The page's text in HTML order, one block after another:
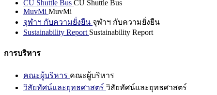
CU Shuttle Bus CU Shuttle Bus
MuvMi MuvMi
จุฬาฯ กับความยั่งยืน จุฬาฯ กับความยั่งยืน
Sustainability Report Sustainability Report
การบริหาร
คณะผู้บริหาร คณะผู้บริหาร
วิสัยทัศน์และยุทธศาสตร์ วิสัยทัศน์และยุทธศาสตร์